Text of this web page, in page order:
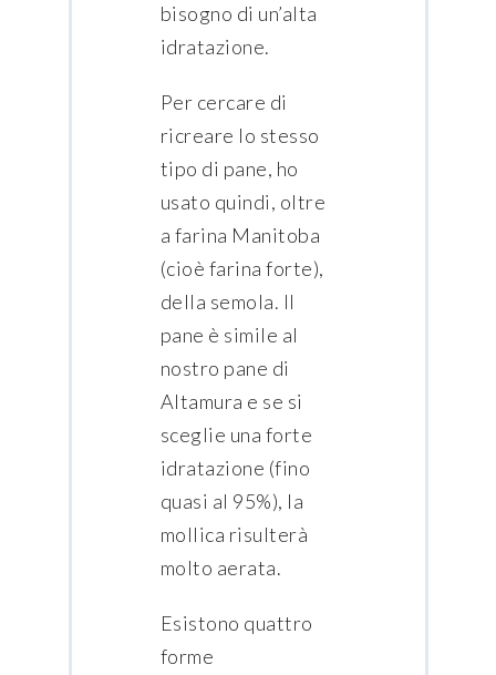
bisogno di un’alta
idratazione.
Per cercare di
ricreare lo stesso
tipo di pane, ho
usato quindi, oltre
a farina Manitoba
(cioè farina forte),
della semola. Il
pane è simile al
nostro pane di
Altamura e se si
sceglie una forte
idratazione (fino
quasi al 95%), la
mollica risulterà
molto aerata.
Esistono quattro
forme